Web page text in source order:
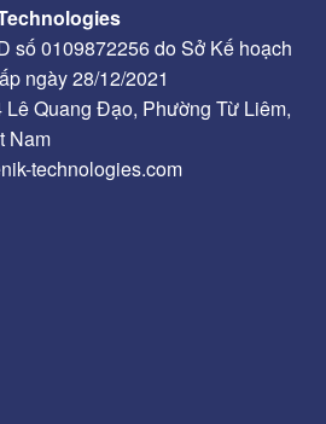
số 0109872256 do Sở Kế hoạch
ngày 28/12/2021
Lê Quang Đạo, Phường Từ Liêm,
Nam
technologies.com